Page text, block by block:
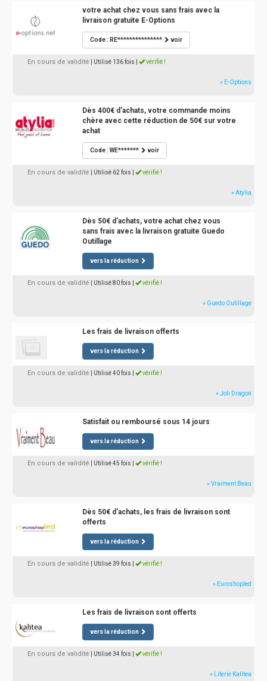
votre achat chez vous sans frais avec la
livraison gratuite E-Options
Code : RE*************** voir
En cours de validité | Utilisé 136 fois vérifié !
» E-Options
Dès 400€ d'achats, votre commande moins
chère avec cette réduction de 50€ sur votre
achat
Code : WE******* voir
En cours de validité | Utilisé 62 fois vérifié !
» Atylia
Dès 50€ d'achats, votre achat chez vous
sans frais avec la livraison gratuite Guedo
Outillage
vers la réduction
En cours de validité | Utilisé 80 fois vérifié !
» Guedo Outillage
Les frais de livraison offerts
vers la réduction
En cours de validité | Utilisé 40 fois vérifié !
» Joli Dragon
Satisfait ou remboursé sous 14 jours
vers la réduction
En cours de validité | Utilisé 45 fois vérifié !
» Vraiment Beau
Dès 50€ d'achats, les frais de livraison sont
offerts
vers la réduction
En cours de validité | Utilisé 39 fois vérifié !
» Euroshopled
Les frais de livraison sont offerts
vers la réduction
En cours de validité | Utilisé 34 fois vérifié !
» Literie Kalitea